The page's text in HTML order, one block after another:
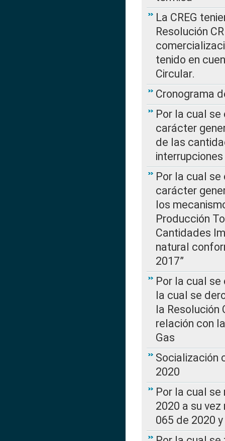
La CREG
Resolución
tenido en
Circular.
Cronograma
Por la cual
carácter
de las
Por la cual
carácter
los
Producción
Cantidades
natural
2017”
Por la cual
la cual se
la Resolución
relación con
Gas
Socialización
2020
Por la cual se
2020 a su
065 de 2020